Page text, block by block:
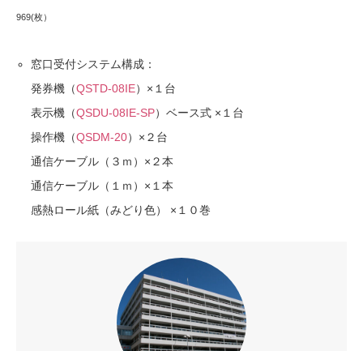
969(枚）
窓口受付システム構成：
発券機（QSTD-08IE）×１台
表示機（QSDU-08IE-SP）ベース式 ×１台
操作機（QSDM-20）×２台
通信ケーブル（３ｍ）×２本
通信ケーブル（１ｍ）×１本
感熱ロール紙（みどり色） ×１０巻